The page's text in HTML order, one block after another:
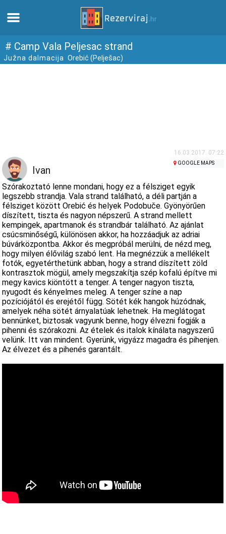
Otthon
webcams
Ismerkedjen meg Horvátországgal
múzeumok
# Camp Vala Peljesac strand
Južna dalmacija Orebić (Pelješac)
16.03.2017. 07:22
Ivan
GOOGLE MAPS
Szórakoztató lenne mondani, hogy ez a félsziget egyik
legszebb strandja. Vala strand található, a déli partján a
félsziget között Orebić és helyek Podobuče. Gyönyörűen
díszített, tiszta és nagyon népszerű. A strand mellett
kempingek, apartmanok és strandbár található. Az ajánlat
csúcsminőségű, különösen akkor, ha hozzáadjuk az adriai
búvárközpontba. Akkor és megpróbál merülni, de nézd meg,
hogy milyen élővilág szabó lent. Ha megnézzük a mellékelt
fotók, egyetérthetünk abban, hogy a strand díszített zöld
kontrasztok mögül, amely megszakítja szép kofalú építve mi
megy kavics kiöntött a tenger. A tenger nagyon tiszta,
nyugodt és kényelmes meleg. A tenger színe a nap
pozíciójától és erejétől függ. Sötét kék hangok húzódnak,
amelyek néha sötét árnyalatúak lehetnek. Ha meglátogat
bennünket, biztosak vagyunk benne, hogy élvezni fogják a
pihenni és szórakozni. Az ételek és italok kínálata nagyszerű
velünk. Itt van mindent. Gyerünk, vigyázz magadra és pihenjen.
Az élvezet és a pihenés garantált.